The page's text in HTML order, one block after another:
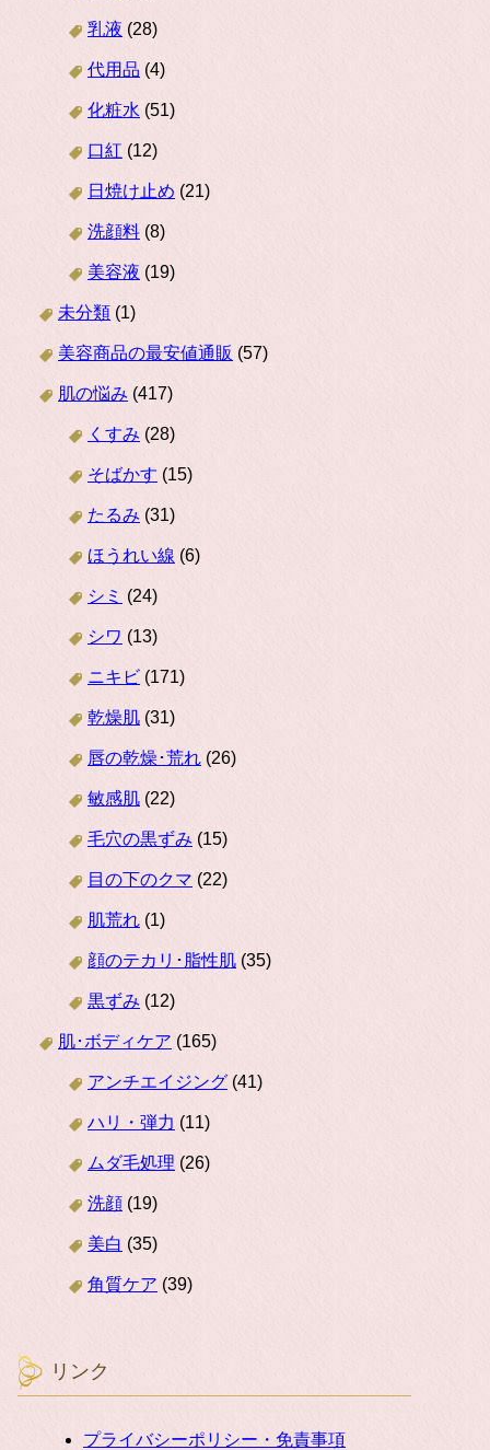
乳液 (28)
代用品 (4)
化粧水 (51)
口紅 (12)
日焼け止め (21)
洗顔料 (8)
美容液 (19)
未分類 (1)
美容商品の最安値通販 (57)
肌の悩み (417)
くすみ (28)
そばかす (15)
たるみ (31)
ほうれい線 (6)
シミ (24)
シワ (13)
ニキビ (171)
乾燥肌 (31)
唇の乾燥･荒れ (26)
敏感肌 (22)
毛穴の黒ずみ (15)
目の下のクマ (22)
肌荒れ (1)
顔のテカリ･脂性肌 (35)
黒ずみ (12)
肌･ボディケア (165)
アンチエイジング (41)
ハリ・弾力 (11)
ムダ毛処理 (26)
洗顔 (19)
美白 (35)
角質ケア (39)
リンク
プライバシーポリシー・免責事項